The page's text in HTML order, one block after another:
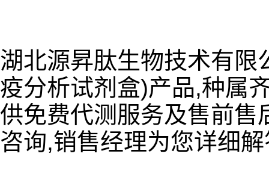
湖北源昇肽生物技术有
疫分析试剂盒)产品,种属
供免费代测服务及售前
咨询,销售经理为您详细